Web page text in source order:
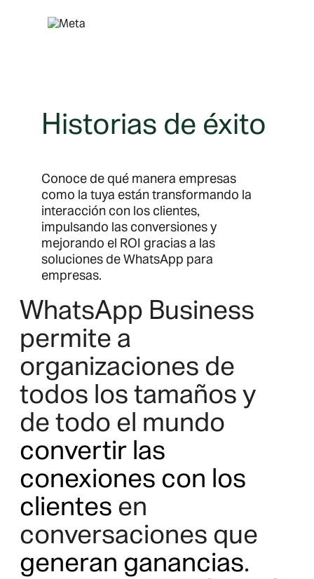
Historias de éxito
Conoce de qué manera empresas
como la tuya están transformando la
interacción con los clientes,
impulsando las conversiones y
mejorando el ROI gracias a las
soluciones de WhatsApp para
empresas.
WhatsApp Business
permite a
organizaciones de
todos los tamaños y
de todo el mundo
convertir las
conexiones con los
clientes en
conversaciones que
generan ganancias.